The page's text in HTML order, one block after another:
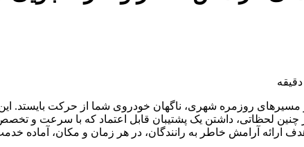
روزمره شهری، ناگهان خودروی شما از حرکت بایستد. این
لحظاتی، داشتن یک پشتیبان قابل اعتماد که با سرعت و تخصص
ارائه آرامش خاطر به رانندگان، در هر زمان و مکان، آماده